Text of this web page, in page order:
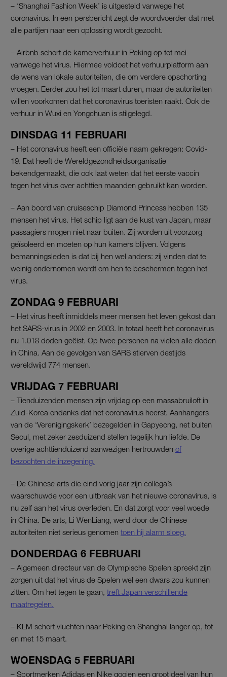
– ‘Shanghai Fashion Week’ is uitgesteld vanwege het
coronavirus. In een persbericht zegt de woordvoerder dat met
alle partijen naar een oplossing wordt gezocht.
– Airbnb schort de kamerverhuur in Peking op tot mei
vanwege het virus. Hiermee voldoet het verhuurplatform aan
de wens van lokale autoriteiten, die om verdere opschorting
vroegen. Eerder zou het tot maart duren, maar de autoriteiten
willen voorkomen dat het coronavirus toeristen raakt. Ook de
verhuur in Wuxi en Yongchuan is stilgelegd.
DINSDAG 11 FEBRUARI
– Het coronavirus heeft een officiële naam gekregen: Covid-
19. Dat heeft de Wereldgezondheidsorganisatie
bekendgemaakt, die ook laat weten dat het eerste vaccin
tegen het virus over achttien maanden gebruikt kan worden.
– Aan boord van cruiseschip Diamond Princess hebben 135
mensen het virus. Het schip ligt aan de kust van Japan, maar
passagiers mogen niet naar buiten. Zij worden uit voorzorg
geïsoleerd en moeten op hun kamers blijven. Volgens
bemanningsleden is dat bij hen wel anders: zij vinden dat te
weinig ondernomen wordt om hen te beschermen tegen het
virus.
ZONDAG 9 FEBRUARI
– Het virus heeft inmiddels meer mensen het leven gekost dan
het SARS-virus in 2002 en 2003. In totaal heeft het coronavirus
nu 1.018 doden geëist. Op twee personen na vielen alle doden
in China. Aan de gevolgen van SARS stierven destijds
wereldwijd 774 mensen.
VRIJDAG 7 FEBRUARI
– Tienduizenden mensen zijn vrijdag op een massabruiloft in
Zuid-Korea ondanks dat het coronavirus heerst. Aanhangers
van de ‘Verenigingskerk’ bezegelden in Gapyeong, net buiten
Seoul, met zeker zesduizend stellen tegelijk hun liefde. De
overige achttienduizend aanwezigen hertrouwden of
bezochten de inzegening.
– De Chinese arts die eind vorig jaar zijn collega’s
waarschuwde voor een uitbraak van het nieuwe coronavirus, is
nu zelf aan het virus overleden. En dat zorgt voor veel woede
in China. De arts, Li WenLiang, werd door de Chinese
autoriteiten niet serieus genomen toen hij alarm sloeg.
DONDERDAG 6 FEBRUARI
– Algemeen directeur van de Olympische Spelen spreekt zijn
zorgen uit dat het virus de Spelen wel een dwars zou kunnen
zitten. Om het tegen te gaan, treft Japan verschillende
maatregelen.
– KLM schort vluchten naar Peking en Shanghai langer op, tot
en met 15 maart.
WOENSDAG 5 FEBRUARI
– Sportmerken Adidas en Nike gooien een groot deel van hun